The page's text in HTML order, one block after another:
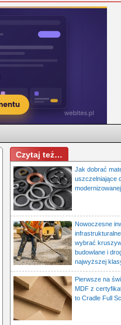
Czytaj też…
Jak dobrać
uszczelniające
Nowoczesne
wybrać
budowlane i
najwyższej
Pierwsze na
MDF z
to Cradle Full